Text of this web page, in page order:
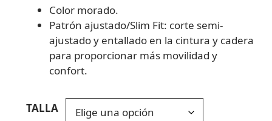
Color morado.
Patrón ajustado/Slim Fit: corte semi-
ajustado y entallado en la cintura y cadera
para proporcionar más movilidad y
confort.
TALLA